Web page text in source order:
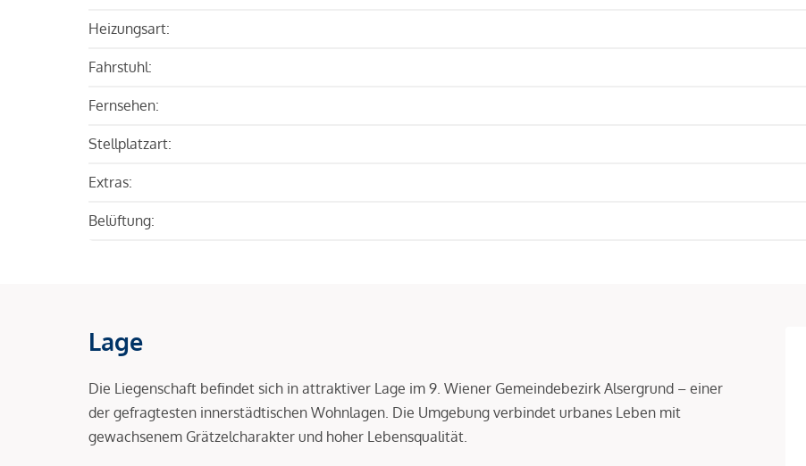
Heizungsart:
Fahrstuhl:
Fernsehen:
Stellplatzart:
Extras:
Belüftung:
Lage
Die Liegenschaft befindet sich in attraktiver Lage im 9. Wiener Gemeindebezirk Alsergrund – einer
der gefragtesten innerstädtischen Wohnlagen. Die Umgebung verbindet urbanes Leben mit
gewachsenem Grätzelcharakter und hoher Lebensqualität.